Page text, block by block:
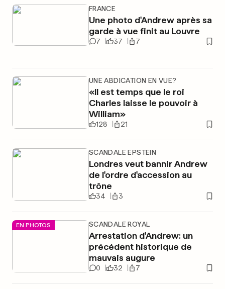
FRANCE
Une photo d'Andrew après sa
garde à vue finit au Louvre
7 37 7
UNE ABDICATION EN VUE?
«Il est temps que le roi
Charles laisse le pouvoir à
William»
128 21
SCANDALE EPSTEIN
Londres veut bannir Andrew
de l'ordre d'accession au
trône
34 3
EN PHOTOS SCANDALE ROYAL
Arrestation d'Andrew: un
précédent historique de
mauvais augure
0 32 7